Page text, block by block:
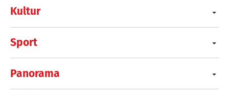
Kultur
Sport
Panorama